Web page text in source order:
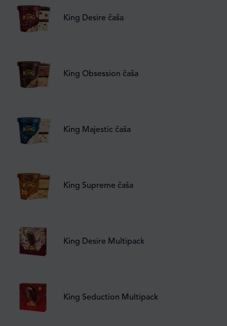
King Desire čaša
King Obsession čaša
King Majestic čaša
King Supreme čaša
King Desire Multipack
King Seduction Multipack